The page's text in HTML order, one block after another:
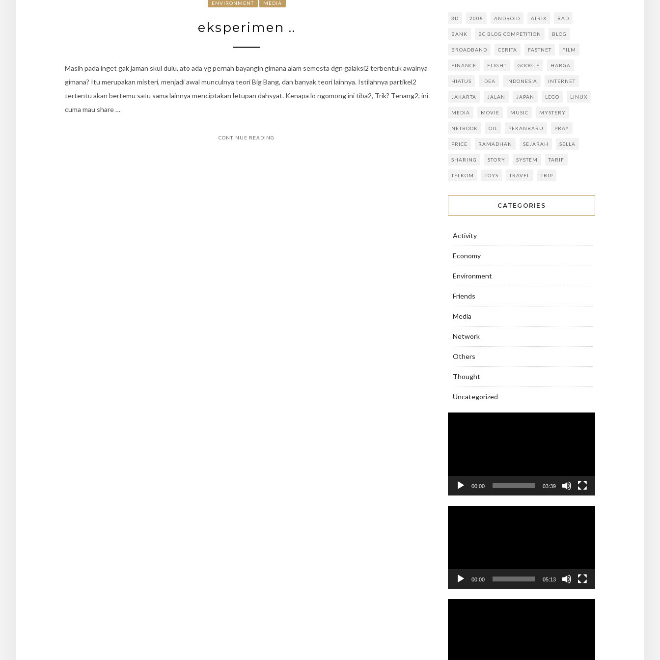
ENVIRONMENT MEDIA
eksperimen ..
Masih pada inget gak jaman skul dulu, ato ada yg pernah bayangin gimana alam semesta dgn galaksi2 terbentuk awalnya
gimana? Itu merupakan misteri, menjadi awal munculnya teori Big Bang, dan banyak teori lainnya. Istilahnya partikel2
tertentu akan bertemu satu sama lainnya menciptakan letupan dahsyat. Kenapa lo ngomong ini tiba2, Trik? Tenang2, ini
cuma mau share …
CONTINUE READING
3D 2008 ANDROID ATRIX BAD
BANK BC BLOG COMPETITION BLOG
BROADBAND CERITA FASTNET FILM
FINANCE FLIGHT GOOGLE HARGA
HIATUS IDEA INDONESIA INTERNET
JAKARTA JALAN JAPAN LEGO LINUX
MEDIA MOVIE MUSIC MYSTERY
NETBOOK OIL PEKANBARU PRAY
PRICE RAMADHAN SEJARAH SELLA
SHARING STORY SYSTEM TARIF
TELKOM TOYS TRAVEL TRIP
CATEGORIES
Activity
Economy
Environment
Friends
Media
Network
Others
Thought
Uncategorized
00:00 03:39
00:00 05:13